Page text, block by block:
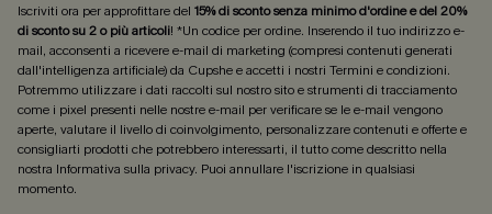
Iscriviti ora per approfittare del 15% di sconto senza minimo d'ordine e del 20%
di sconto su 2 o più articoli! *Un codice per ordine. Inserendo il tuo indirizzo e-
mail, acconsenti a ricevere e-mail di marketing (compresi contenuti generati
dall'intelligenza artificiale) da Cupshe e accetti i nostri Termini e condizioni.
Potremmo utilizzare i dati raccolti sul nostro sito e strumenti di tracciamento
come i pixel presenti nelle nostre e-mail per verificare se le e-mail vengono
aperte, valutare il livello di coinvolgimento, personalizzare contenuti e offerte e
consigliarti prodotti che potrebbero interessarti, il tutto come descritto nella
nostra Informativa sulla privacy. Puoi annullare l'iscrizione in qualsiasi
momento.